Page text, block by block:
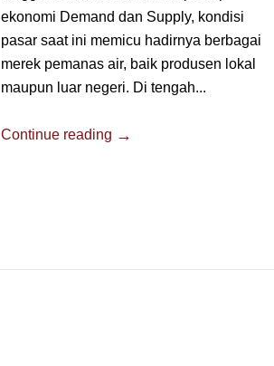
ekonomi Demand dan Supply, kondisi
pasar saat ini memicu hadirnya berbagai
merek pemanas air, baik produsen lokal
maupun luar negeri. Di tengah...
Continue reading →